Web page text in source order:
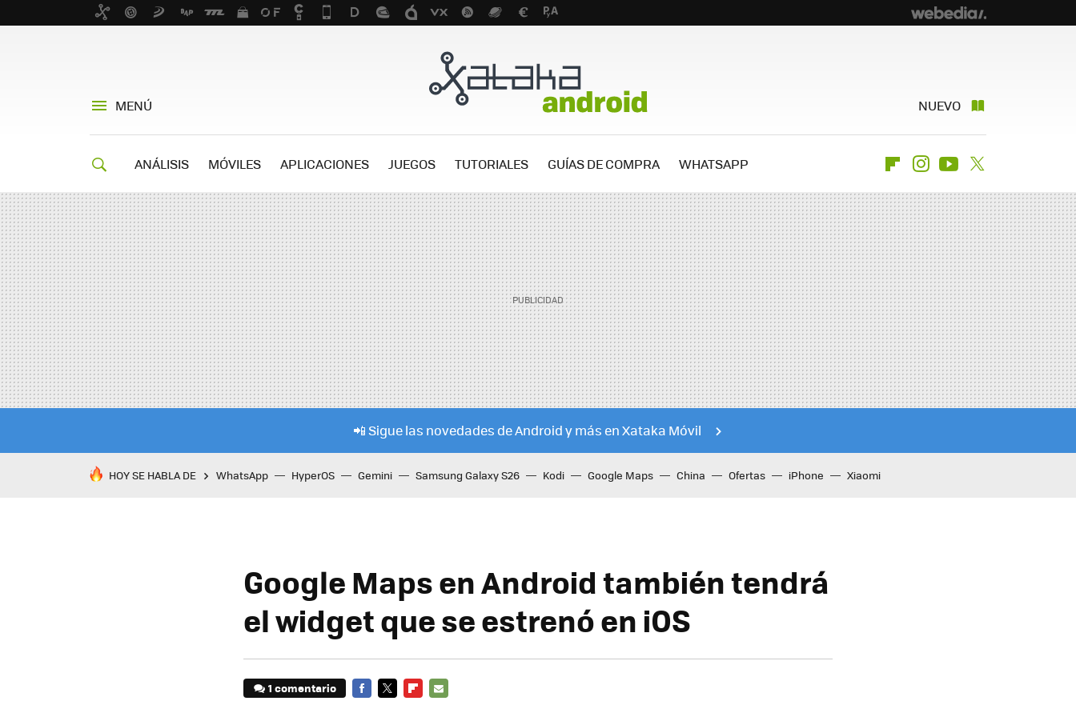
MENÚ NUEVO
ANÁLISIS MÓVILES APLICACIONES JUEGOS TUTORIALES GUÍAS DE COMPRA WHATSAPP FlipboardInstagramYoutube
📲 Sigue las novedades de Android y más en Xataka Móvil
HOY SE HABLA DE WhatsApp HyperOS Gemini Samsung Galaxy S26 Kodi Google Maps China Ofertas iPhone Xiaomi
Google Maps en Android también tendrá
el widget que se estrenó en iOS
1 comentario